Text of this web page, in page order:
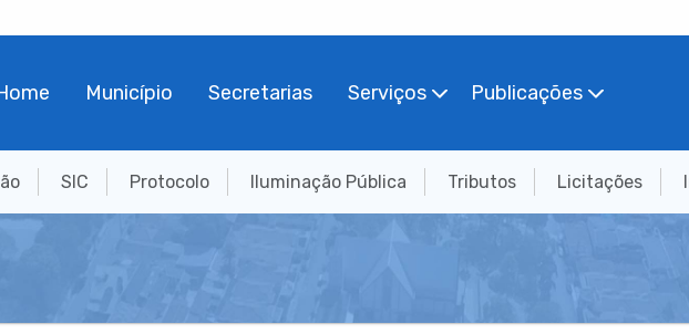
Município Secretarias Serviços Publicações
SIC Protocolo Iluminação Pública Tributos Licitações